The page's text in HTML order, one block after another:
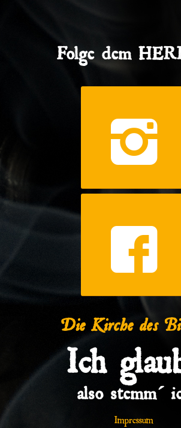
Folge dem
Die Kirche des
Ich
also stemm´
Impressum